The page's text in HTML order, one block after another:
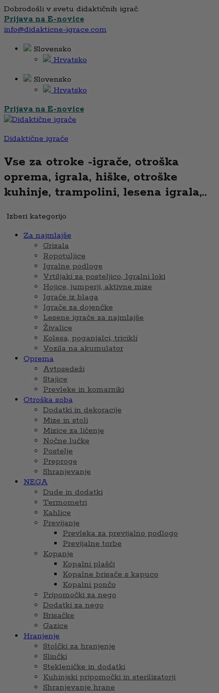
Dobrodošli v svetu didaktičnih igrač.
Prijava na E-novice
info@didakticne-igrace.com
Slovensko
Hrvatsko
Slovensko
Hrvatsko
Prijava na E-novice
Didaktične igrače
Vse za otroke -igrače, otroška
oprema, igrala, hiške, otroške
kuhinje, trampolini, lesena igrala,..
Izberi kategorijo
Za najmlajše
Grizala
Ropotuljice
Igralne podloge
Vrtiljaki za posteljico, Igralni loki
Hojice, jumperji, aktivne mize
Igrače iz blaga
Igrače za dojenčke
Lesene igrače za najmlajše
Živalice
Kolesa, poganjalci, tricikli
Vozila na akumulator
Oprema
Avtosedeži
Stajice
Prevleke in komarniki
Otroška soba
Dodatki in dekoracije
Mize in stoli
Mizice za ličenje
Nočne lučke
Postelje
Preproge
Shranjevanje
NEGA
Dude in dodatki
Termometri
Kahlice
Previjanje
Prevleka za previjalno podlogo
Previjalne torbe
Kopanje
Kopalni plašči
Kopalne brisače s kapuco
Kopalni pončo
Pripomočki za nego
Dodatki za nego
Brisačke
Gazice
Hranjenje
Stolčki za hranjenje
Slinčki
Stekleničke in dodatki
Kuhinjski pripomočki in sterilizatorji
Shranjevanje hrane